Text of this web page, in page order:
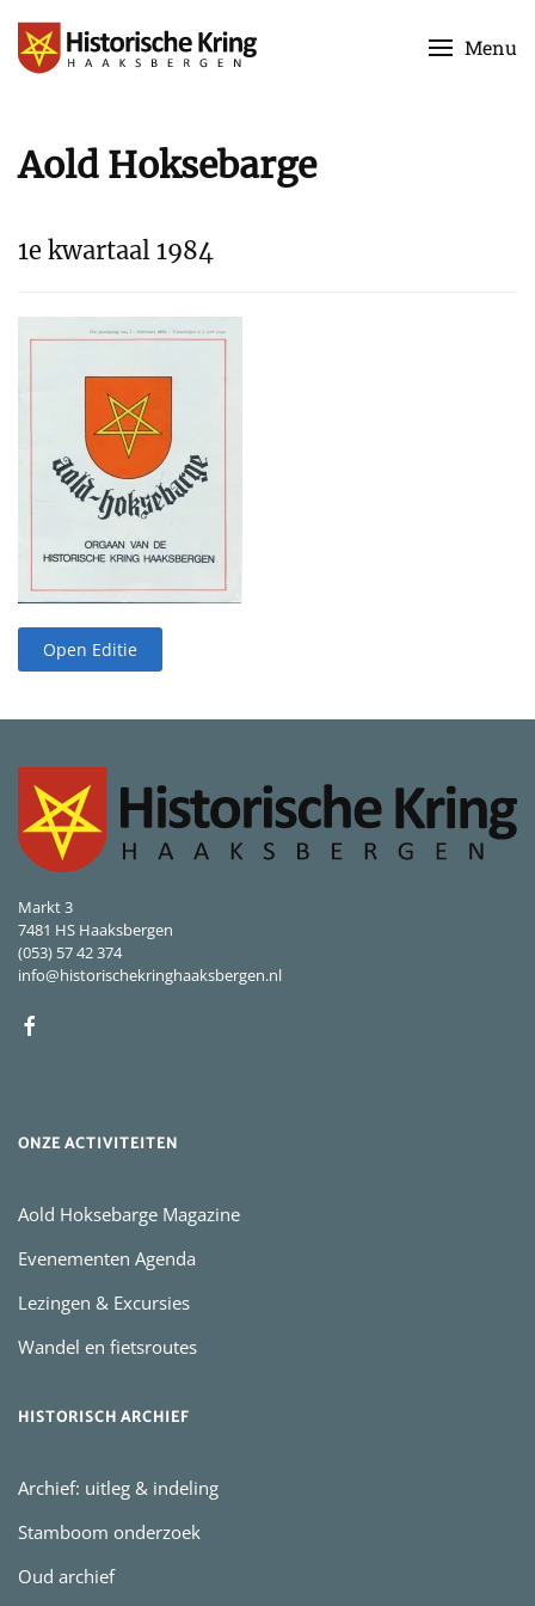
Skip to main content
Menu
Aold Hoksebarge
1e kwartaal 1984
Open Editie
Markt 3
7481 HS Haaksbergen
(053) 57 42 374
info@historischekringhaaksbergen.nl
ONZE ACTIVITEITEN
Aold Hoksebarge Magazine
Evenementen Agenda
Lezingen & Excursies
Wandel en fietsroutes
HISTORISCH ARCHIEF
Archief: uitleg & indeling
Stamboom onderzoek
Oud archief